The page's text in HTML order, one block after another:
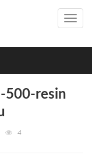
500-resin
4